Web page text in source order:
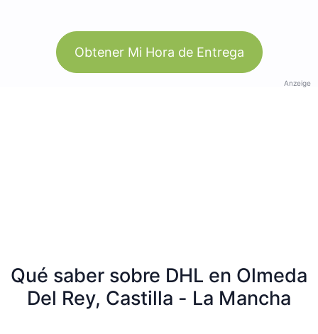
Obtener Mi Hora de Entrega
Anzeige
Qué saber sobre DHL en Olmeda
Del Rey, Castilla - La Mancha